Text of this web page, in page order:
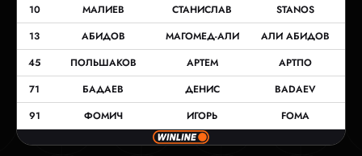
10
МАЛИЕВ СТАНИСЛАВ
STANOS
13
АБИДОВ МАГОМЕД-АЛИ
АЛИ АБИДОВ
45
ПОЛЬШАКОВ АРТЕМ
АРТПО
71
БАДАЕВ ДЕНИС
BADAEV
91
ФОМИЧ ИГОРЬ FOMA